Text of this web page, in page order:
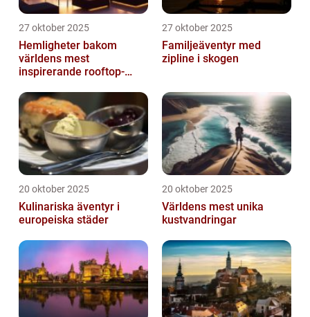
27 oktober 2025
Hemligheter bakom
världens mest
inspirerande rooftop-
27 oktober 2025
Familjeäventyr med
zipline i skogen
20 oktober 2025
Kulinariska äventyr i
europeiska städer
20 oktober 2025
Världens mest unika
kustvandringar